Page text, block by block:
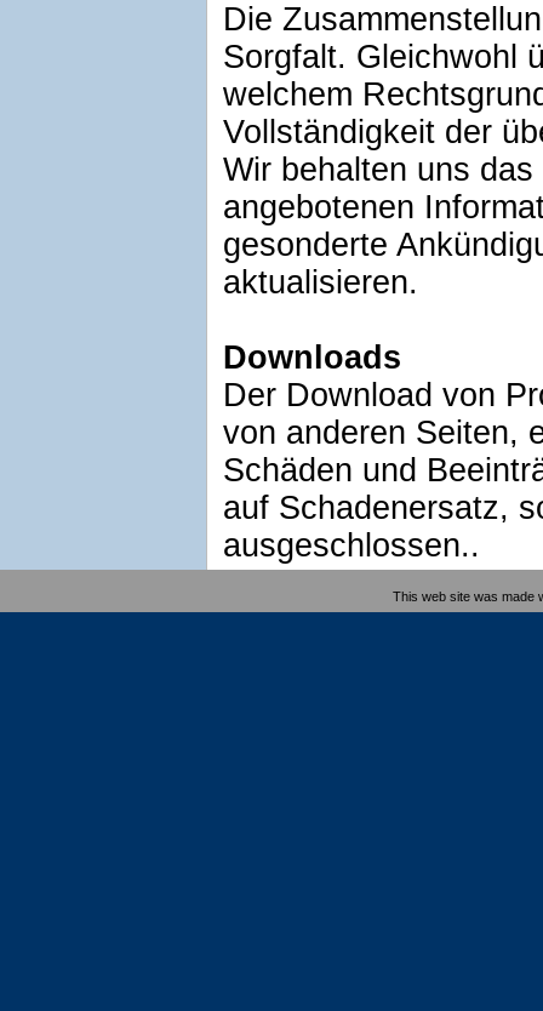
Die
Sorgfalt. Gleichwohl
welchem
Vollständigkeit der
Wir behalten uns
angebotenen
gesonderte
aktualisieren.
Downloads
Der Download von
von anderen Seiten,
Schäden und
auf Schadenersatz,
ausgeschlossen..
This web site was made